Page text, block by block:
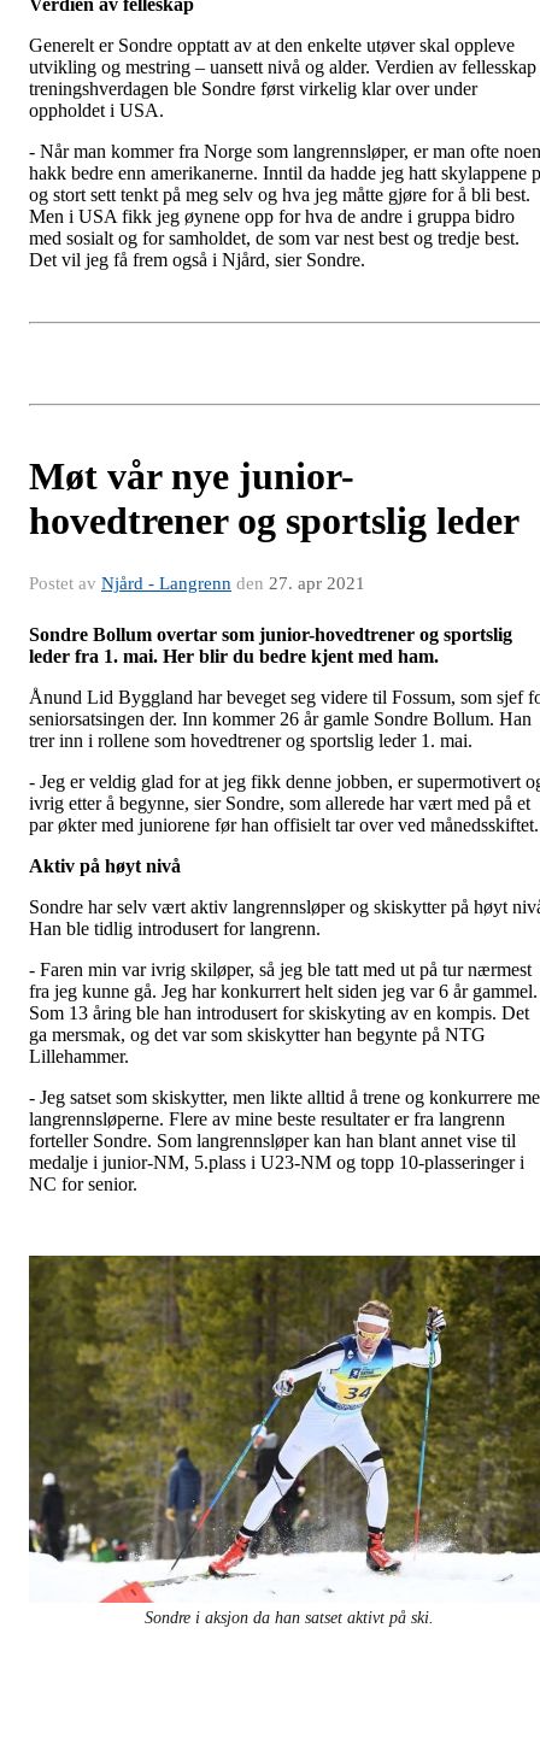
Verdien av felleskap
Generelt er Sondre opptatt av at den enkelte utøver skal oppleve
utvikling og mestring – uansett nivå og alder. Verdien av
treningshverdagen ble Sondre først virkelig klar over under
oppholdet i USA.
- Når man kommer fra Norge som langrennsløper, er man ofte noen
hakk bedre enn amerikanerne. Inntil da hadde jeg hatt skylappene
og stort sett tenkt på meg selv og hva jeg måtte gjøre for å bli best.
Men i USA fikk jeg øynene opp for hva de andre i gruppa bidro
med sosialt og for samholdet, de som var nest best og tredje best.
Det vil jeg få frem også i Njård, sier Sondre.
Møt vår nye junior-
hovedtrener og sportslig leder
Postet av Njård - Langrenn den 27. apr 2021
Sondre Bollum overtar som junior-hovedtrener og sportslig
leder fra 1. mai. Her blir du bedre kjent med ham.
Ånund Lid Byggland har beveget seg videre til Fossum, som sjef
seniorsatsingen der. Inn kommer 26 år gamle Sondre Bollum. Han
trer inn i rollene som hovedtrener og sportslig leder 1. mai.
- Jeg er veldig glad for at jeg fikk denne jobben, er supermotivert
ivrig etter å begynne, sier Sondre, som allerede har vært med på et
par økter med juniorene før han offisielt tar over ved månedsskiftet.
Aktiv på høyt nivå
Sondre har selv vært aktiv langrennsløper og skiskytter på høyt
Han ble tidlig introdusert for langrenn.
- Faren min var ivrig skiløper, så jeg ble tatt med ut på tur nærmest
fra jeg kunne gå. Jeg har konkurrert helt siden jeg var 6 år gammel.
Som 13 åring ble han introdusert for skiskyting av en kompis. Det
ga mersmak, og det var som skiskytter han begynte på NTG
Lillehammer.
- Jeg satset som skiskytter, men likte alltid å trene og konkurrere
langrennsløperne. Flere av mine beste resultater er fra langrenn
forteller Sondre. Som langrennsløper kan han blant annet vise til
medalje i junior-NM, 5.plass i U23-NM og topp 10-plasseringer i
NC for senior.
Sondre i aksjon da han satset aktivt på ski.